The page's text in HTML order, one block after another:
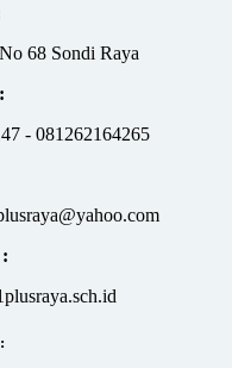
68 Sondi Raya
- 081262164265